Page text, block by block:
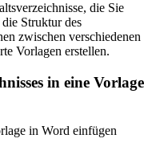
die Sie
Struktur des
zwischen verschiedenen
Vorlagen erstellen.
in eine Vorlage
in Word einfügen